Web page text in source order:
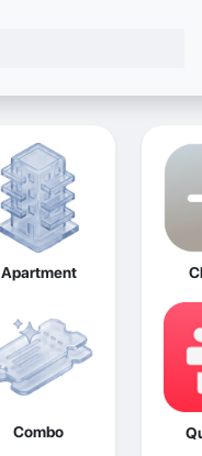
Apartment
Combo